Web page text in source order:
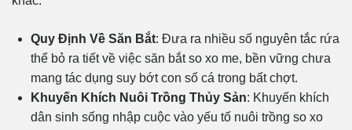
Quy Định Về Săn Bắt: Đưa ra nhiều số nguyên tắc rứa
thể bỏ ra tiết về việc săn bắt so xo me, bền vững chưa
mang tác dụng suy bớt con số cá trong bất chợt.
Khuyến Khích Nuôi Trồng Thủy Sản: Khuyến khích
dân sinh sống nhập cuộc vào yếu tố nuôi trồng so xo